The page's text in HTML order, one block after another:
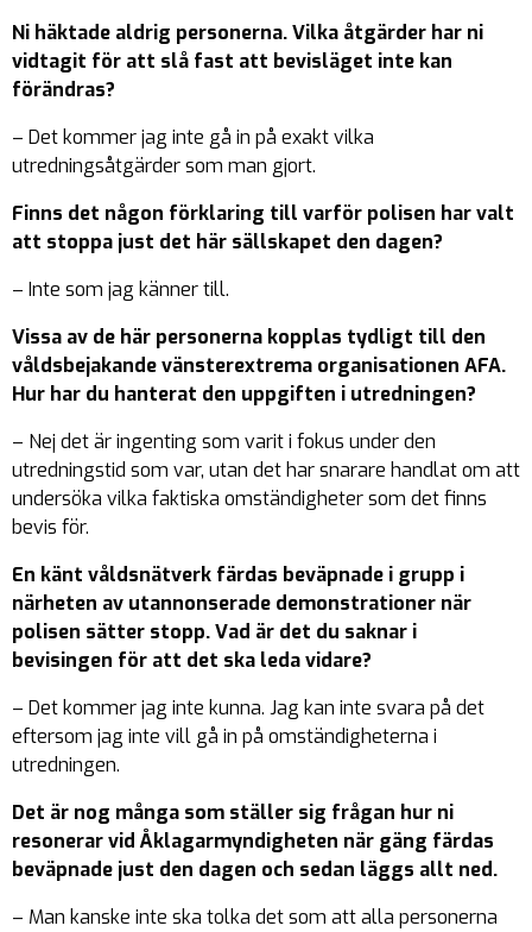
Ni häktade aldrig personerna. Vilka åtgärder har ni
vidtagit för att slå fast att bevisläget inte kan
förändras?
– Det kommer jag inte gå in på exakt vilka
utredningsåtgärder som man gjort.
Finns det någon förklaring till varför polisen har valt
att stoppa just det här sällskapet den dagen?
– Inte som jag känner till.
Vissa av de här personerna kopplas tydligt till den
våldsbejakande vänsterextrema organisationen AFA.
Hur har du hanterat den uppgiften i utredningen?
– Nej det är ingenting som varit i fokus under den
utredningstid som var, utan det har snarare handlat om att
undersöka vilka faktiska omständigheter som det finns
bevis för.
En känt våldsnätverk färdas beväpnade i grupp i
närheten av utannonserade demonstrationer när
polisen sätter stopp. Vad är det du saknar i
bevisingen för att det ska leda vidare?
– Det kommer jag inte kunna. Jag kan inte svara på det
eftersom jag inte vill gå in på omständigheterna i
utredningen.
Det är nog många som ställer sig frågan hur ni
resonerar vid Åklagarmyndigheten när gäng färdas
beväpnade just den dagen och sedan läggs allt ned.
– Man kanske inte ska tolka det som att alla personerna